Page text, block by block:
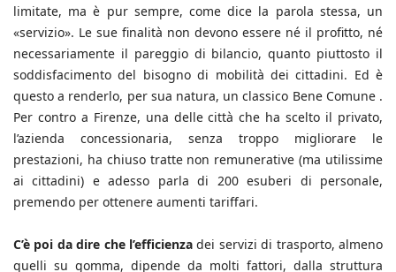
limitate, ma è pur sempre, come dice la parola stessa, un
«servizio». Le sue finalità non devono essere né il profitto, né
necessariamente il pareggio di bilancio, quanto piuttosto il
soddisfacimento del bisogno di mobilità dei cittadini. Ed è
questo a renderlo, per sua natura, un classico Bene Comune .
Per contro a Firenze, una delle città che ha scelto il privato,
l’azienda concessionaria, senza troppo migliorare le
prestazioni, ha chiuso tratte non remunerative (ma utilissime
ai cittadini) e adesso parla di 200 esuberi di personale,
premendo per ottenere aumenti tariffari.
C’è poi da dire che l’efficienza dei servizi di trasporto, almeno
quelli su gomma, dipende da molti fattori, dalla struttura